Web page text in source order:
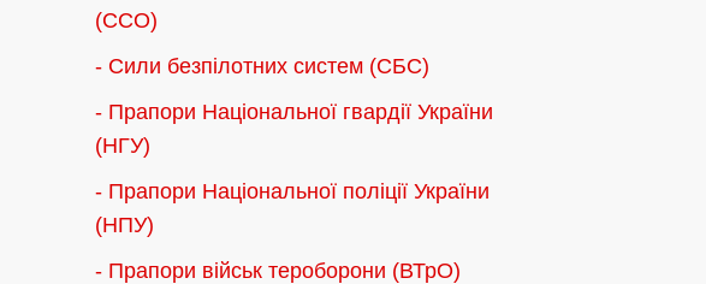
(ССО)
- Сили безпілотних систем (СБС)
- Прапори Національної гвардії України
(НГУ)
- Прапори Національної поліції України
(НПУ)
- Прапори військ тероборони (ВТрО)